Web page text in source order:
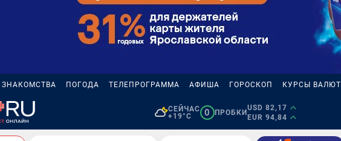
ЗНАКОМСТВА ПОГОДА ТЕЛЕПРОГРАММА АФИША ГОРОСКОП КУРСЫ ВАЛЮТ
СЕЙЧАС
+19°C
0 ПРОБКИ
USD 82,17
EUR 94,84